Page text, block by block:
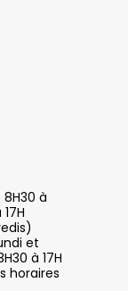
à
et
à 17H
horaires